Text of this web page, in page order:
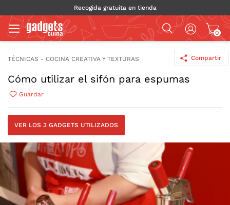
Recogida gratuita en tienda
0
Compartir
TÉCNICAS - COCINA CREATIVA Y TEXTURAS
Cómo utilizar el sifón para espumas
Guardar
VER LOS 3 GADGETS UTILIZADOS